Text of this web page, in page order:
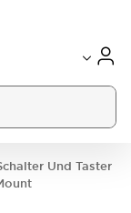
Und Taster